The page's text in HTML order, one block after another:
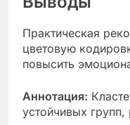
Практическая
цветовую
повысить
Аннотация:
устойчивых